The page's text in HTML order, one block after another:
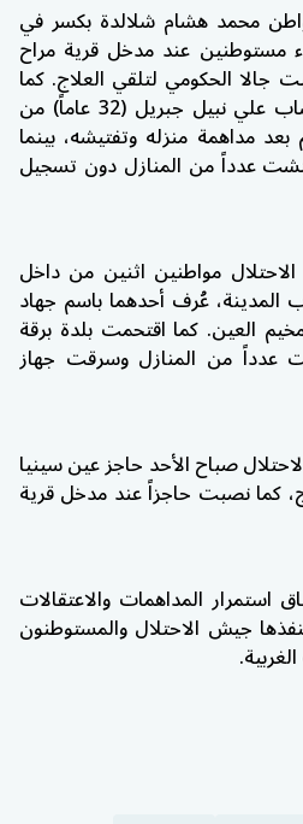
محمد هشام شلالدة بكسر في
مستوطنين عند مدخل قرية مراح
جالا الحكومي لتلقي العلاج. كما
اعتقلت قوات الاحتلال الشاب علي نبيل جبريل (32 عاماً) من
مداهمة منزله وتفتيشه، بينما
عدداً من المنازل دون تسجيل
مواطنين اثنين من داخل
المدينة، عُرف أحدهما باسم جهاد
العين. كما اقتحمت بلدة برقة
من المنازل وسرقت جهاز
صباح الأحد حاجز عين سينيا
كما نصبت حاجزاً عند مدخل قرية
المداهمات والاعتقالات
جيش الاحتلال والمستوطنون